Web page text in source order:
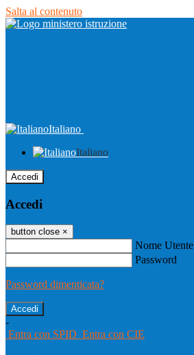
Salta al contenuto
Italiano
Italiano
Accedi
Accedi
button close ×
Nome Utente
Password
Password dimenticata?
-
Entra con SPID Entra con CIE